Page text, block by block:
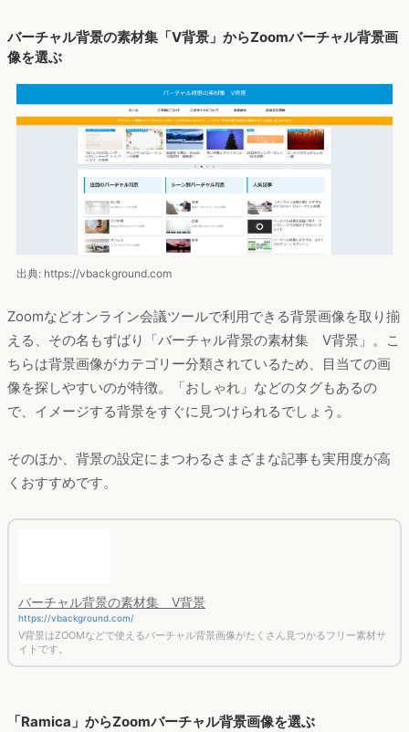
バーチャル背景の素材集「V背景」からZoomバーチャル背景画
像を選ぶ
出典: https://vbackground.com
Zoomなどオンライン会議ツールで利用できる背景画像を取り揃
える、その名もずばり「バーチャル背景の素材集 V背景」。こ
ちらは背景画像がカテゴリー分類されているため、目当ての画
像を探しやすいのが特徴。「おしゃれ」などのタグもあるの
で、イメージする背景をすぐに見つけられるでしょう。
そのほか、背景の設定にまつわるさまざまな記事も実用度が高
くおすすめです。
バーチャル背景の素材集 V背景
https://vbackground.com/
V背景はZOOMなどで使えるバーチャル背景画像がたくさん見つかるフリー素材サ
イトです。
「Ramica」からZoomバーチャル背景画像を選ぶ